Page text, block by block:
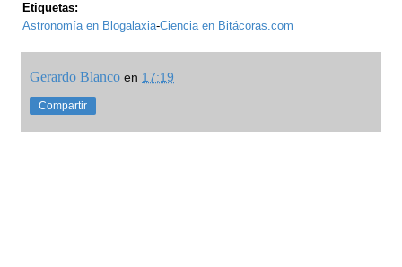
Etiquetas:
Astronomía en Blogalaxia-Ciencia en Bitácoras.com
Gerardo Blanco en 17:19
Compartir